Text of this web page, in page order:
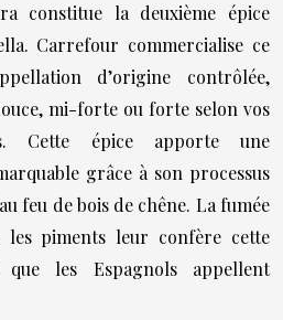
constitue la deuxième épice
Carrefour commercialise ce
d’origine contrôlée,
mi-forte ou forte selon vos
Cette épice apporte une
grâce à son processus
feu de bois de chêne. La fumée
piments leur confère cette
les Espagnols appellent